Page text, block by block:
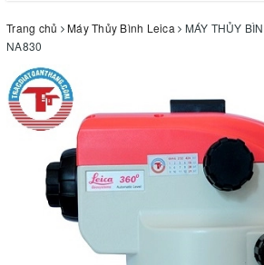
Trang chủ Máy Thủy Bình Leica
MÁY THỦY
NA830